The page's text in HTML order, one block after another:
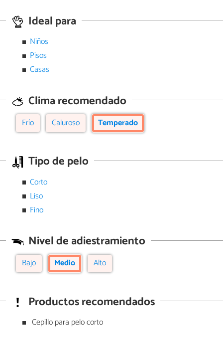
Ideal para
Niños
Pisos
Casas
Clima recomendado
Frío Caluroso Temperado
Tipo de pelo
Corto
Liso
Fino
Nivel de adiestramiento
Bajo Medio Alto
Productos recomendados
Cepillo para pelo corto